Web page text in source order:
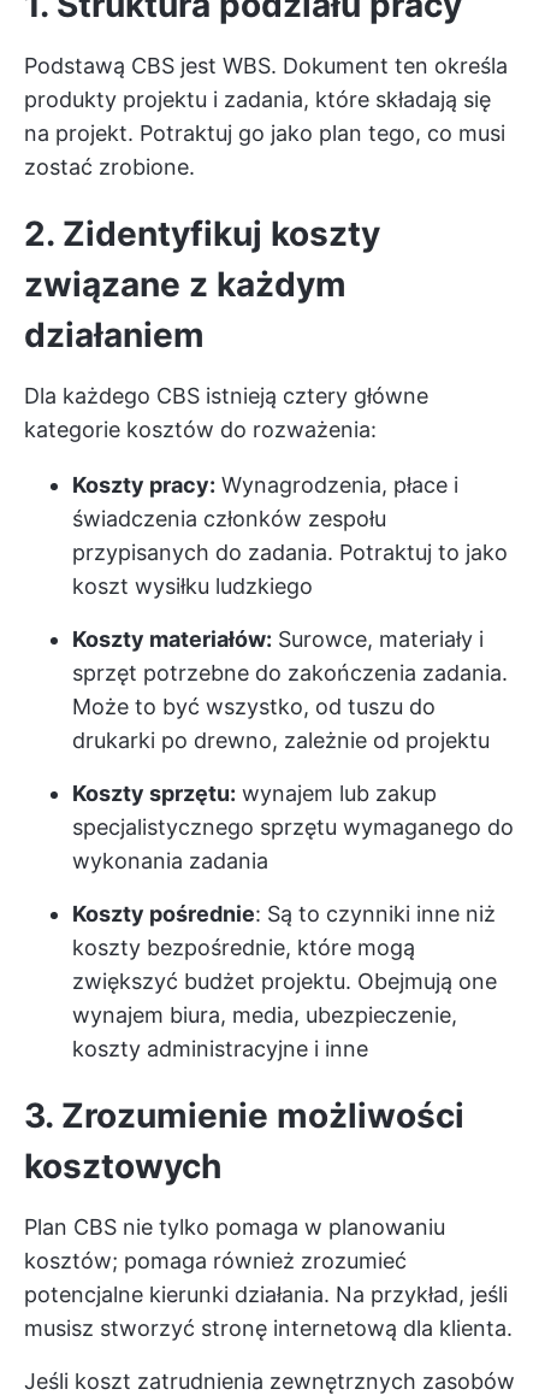
Podstawą CBS jest WBS. Dokument ten określa
produkty projektu i zadania, które składają się
na projekt. Potraktuj go jako plan tego, co musi
zostać zrobione.
2. Zidentyfikuj koszty
związane z każdym
działaniem
Dla każdego CBS istnieją cztery główne
kategorie kosztów do rozważenia:
Koszty pracy: Wynagrodzenia, płace i
świadczenia członków zespołu
przypisanych do zadania. Potraktuj to jako
koszt wysiłku ludzkiego
Koszty materiałów: Surowce, materiały i
sprzęt potrzebne do zakończenia zadania.
Może to być wszystko, od tuszu do
drukarki po drewno, zależnie od projektu
Koszty sprzętu: wynajem lub zakup
specjalistycznego sprzętu wymaganego do
wykonania zadania
Koszty pośrednie: Są to czynniki inne niż
koszty bezpośrednie, które mogą
zwiększyć budżet projektu. Obejmują one
wynajem biura, media, ubezpieczenie,
koszty administracyjne i inne
3. Zrozumienie możliwości
kosztowych
Plan CBS nie tylko pomaga w planowaniu
kosztów; pomaga również zrozumieć
potencjalne kierunki działania. Na przykład, jeśli
musisz stworzyć stronę internetową dla klienta.
Jeśli koszt zatrudnienia zewnętrznych zasobów